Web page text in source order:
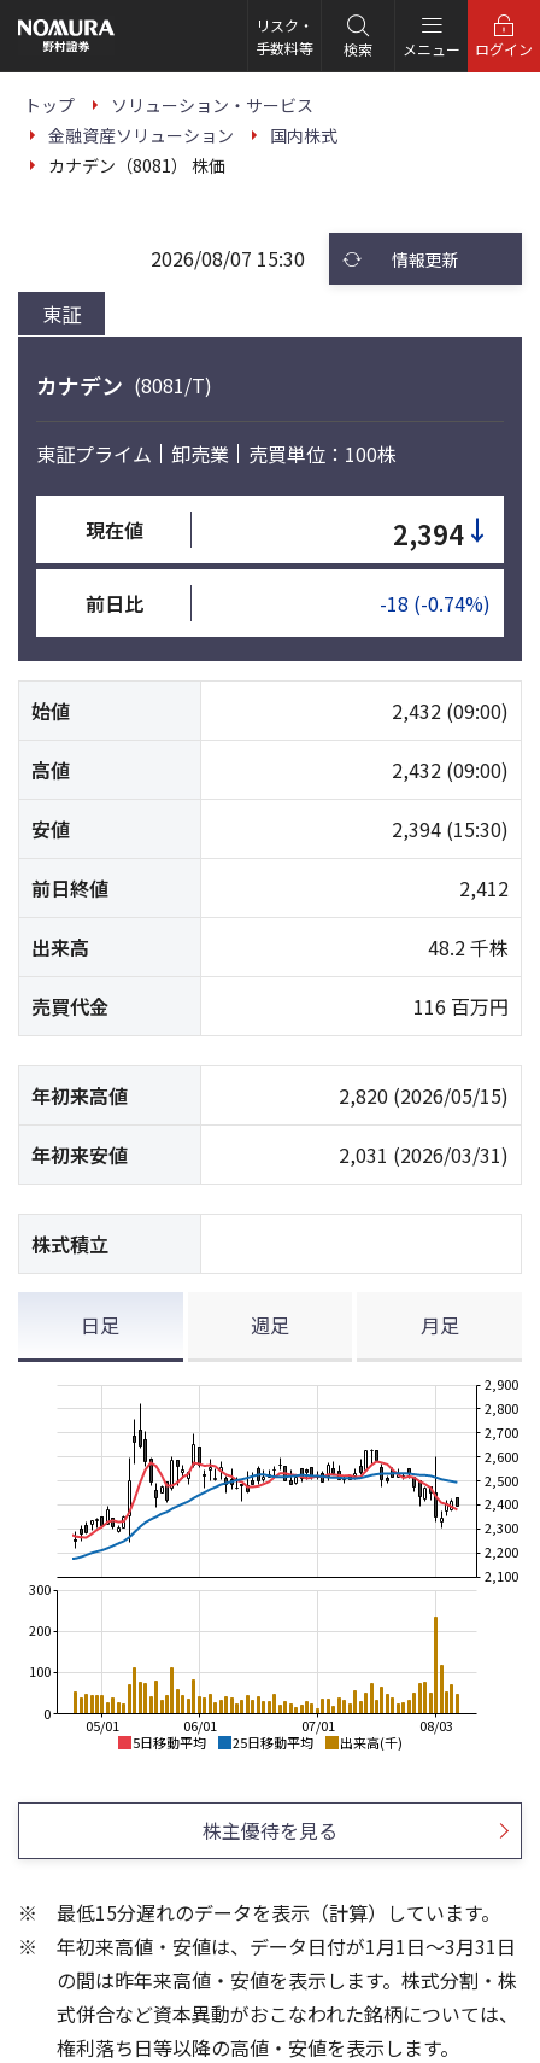
の
ー
リスク・
手数料等
検索 メニュー ログイン
トップ
ソリューション・サービス
金融資産ソリューション
国内株式
カナデン（8081） 株価
東証
2026/08/07 15:30 情報更新
カナデン (8081/T)
東証プライム 卸売業 売買単位：100株
現在値 2,394↓
前日比 -18 (-0.74%)
始値 2,432 (09:00)
高値 2,432 (09:00)
安値 2,394 (15:30)
前日終値 2,412
出来高 48.2 千株
売買代金 116 百万円
年初来高値 2,820 (2026/05/15)
年初来安値 2,031 (2026/03/31)
株式積立
日足 週足 月足
5日移動平均 25日移動平均 出来高(千)
08/03
07/01
06/01
05/01
2,100
2,200
2,300
2,400
2,500
2,600
2,700
2,800
2,900
0
100
200
300
1,000
1,500
2,500
500
1,000
2,000
2,500
株主優待を見る
最低15分遅れのデータを表示（計算）しています。
年初来高値・安値は、データ日付が1月1日～3月31日
の間は昨年来高値・安値を表示します。株式分割・株
式併合など資本異動がおこなわれた銘柄については、
権利落ち日等以降の高値・安値を表示します。